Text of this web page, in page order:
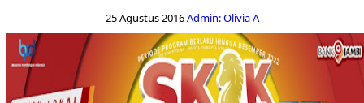
25 Agustus 2016Admin: Olivia A